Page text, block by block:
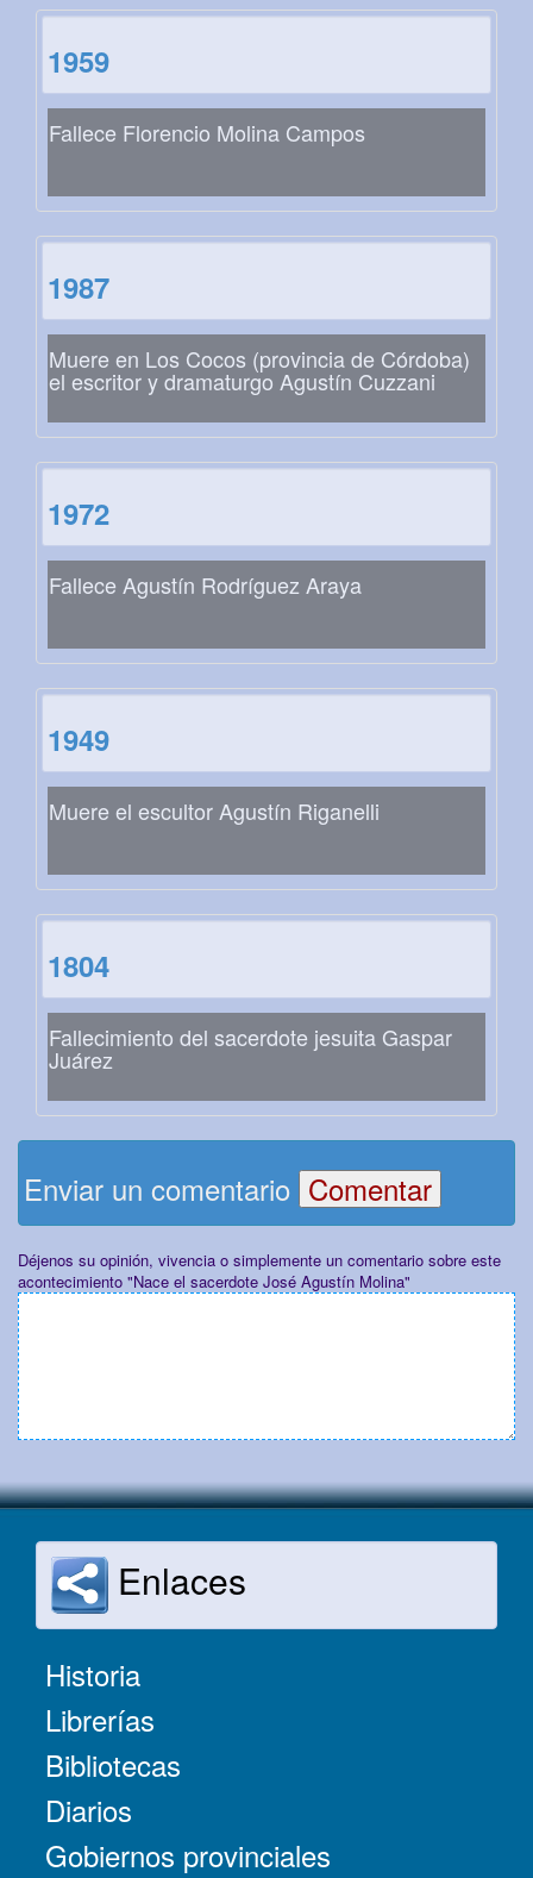
1959
Fallece Florencio Molina Campos
1987
Muere en Los Cocos (provincia de Córdoba)
el escritor y dramaturgo Agustín Cuzzani
1972
Fallece Agustín Rodríguez Araya
1949
Muere el escultor Agustín Riganelli
1804
Fallecimiento del sacerdote jesuita Gaspar
Juárez
Enviar un comentario
Déjenos su opinión, vivencia o simplemente un comentario sobre este
acontecimiento "Nace el sacerdote José Agustín Molina"
Enlaces
Historia
Librerías
Bibliotecas
Diarios
Gobiernos provinciales